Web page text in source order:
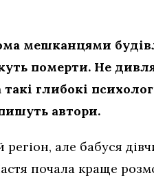
мешканцями
померти. Не
глибокі
автори.
але бабуся
почала краще